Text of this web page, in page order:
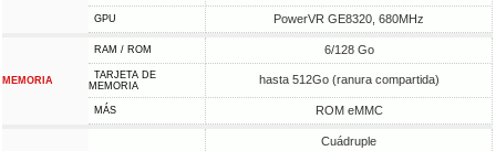
GPU PowerVR GE8320, 680MHz
MEMORIA
RAM / ROM 6/128 Go
TARJETA DE
MEMORIA
hasta 512Go (ranura compartida)
MÁS ROM eMMC
Cuádruple